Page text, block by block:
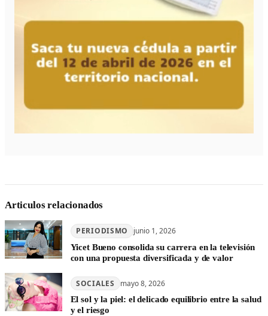
Articulos relacionados
PERIODISMO junio 1, 2026
Yicet Bueno consolida su carrera en la televisión
con una propuesta diversificada y de valor
SOCIALES mayo 8, 2026
El sol y la piel: el delicado equilibrio entre la salud
y el riesgo